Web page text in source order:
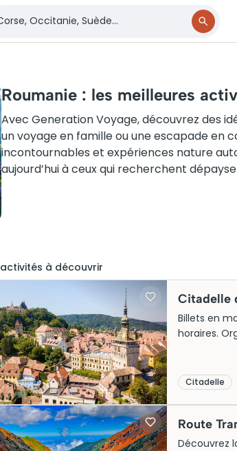
Roumanie : les meilleures
Avec Generation Voyage, découvrez des
un voyage en famille ou une escapade en
incontournables et expériences nature
aujourd’hui à ceux qui recherchent
activités à découvrir
Citadelle
Billets en
horaires.
Citadelle
Route
Découvrez